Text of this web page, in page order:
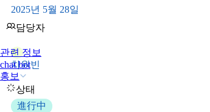
관련 정보
chat bot
홍보
2025년 5월 28일
담당자
차
차원빈
상태
進行中